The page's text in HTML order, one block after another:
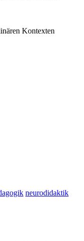
Kontexten
neurodidaktik